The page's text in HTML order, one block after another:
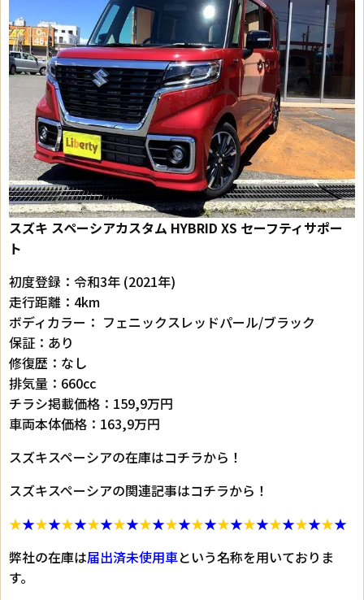
スズキ スペーシアカスタム HYBRID XS セーフティサポー
ト
初度登録：令和3年 (2021年)
走行距離：4km
ボディカラー： フェニックスレッドパール/ブラック
保証：あり
修復歴：なし
排気量：660cc
チラシ掲載価格：159,9万円
車両本体価格：163,9万円
スズキスペーシアの在庫はコチラから！
スズキスペーシアの関連記事はコチラから！
★★★★★★★★★★★★★★★★★★★★★★★★★★
弊社の在庫は届出済未使用車という名称を用いておりま
す。